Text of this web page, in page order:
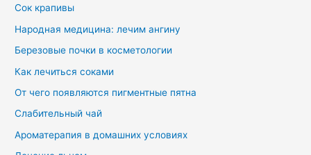
Сок крапивы
Народная медицина: лечим ангину
Березовые почки в косметологии
Как лечиться соками
От чего появляются пигментные пятна
Слабительный чай
Ароматерапия в домашних условиях